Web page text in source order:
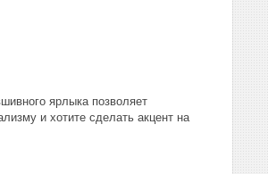
ярлыка позволяет
и хотите сделать акцент на